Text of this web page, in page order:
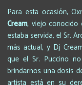
Para esta ocasión,
Cream, viejo conocido
estaba servida, el Sr.
más actual, y Dj
que el Sr. Puccino
brindarnos una dosis